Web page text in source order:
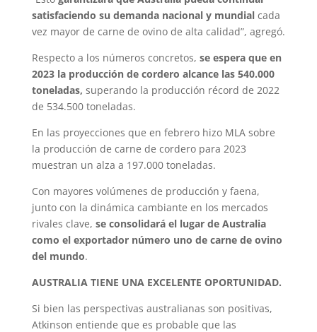
satisfaciendo su demanda nacional y mundialcada
vez mayor de carne de ovino de alta calidad”, agregó.
Respecto a los números concretos, se espera que en
2023 la producción de cordero alcance las 540.000
toneladas, superando la producción récord de 2022
de 534.500 toneladas.
En las proyecciones que en febrero hizo MLA sobre
la producción de carne de cordero para 2023
muestran un alza a 197.000 toneladas.
Con mayores volúmenes de producción y faena,
junto con la dinámica cambiante en los mercados
rivales clave, se consolidará el lugar de Australia
como el exportador número uno de carne de ovino
del mundo.
AUSTRALIA TIENE UNA EXCELENTE OPORTUNIDAD.
Si bien las perspectivas australianas son positivas,
Atkinson entiende que es probable que las